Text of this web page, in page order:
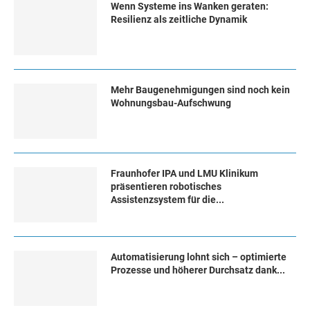
Wenn Systeme ins Wanken geraten:
Resilienz als zeitliche Dynamik
Mehr Baugenehmigungen sind noch kein
Wohnungsbau-Aufschwung
Fraunhofer IPA und LMU Klinikum
präsentieren robotisches
Assistenzsystem für die...
Automatisierung lohnt sich – optimierte
Prozesse und höherer Durchsatz dank...